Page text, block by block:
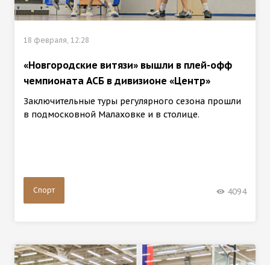
18 февраля, 12:28
«Новгородские витязи» вышли в плей-офф
чемпионата АСБ в дивизионе «Центр»
Заключительные туры регулярного сезона прошли
в подмосковной Малаховке и в столице.
Спорт 4094